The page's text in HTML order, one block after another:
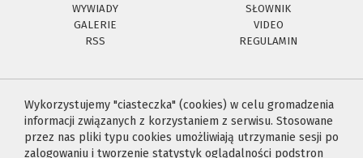
WYWIADY
SŁOWNIK
GALERIE
VIDEO
RSS
REGULAMIN
Wykorzystujemy "ciasteczka" (cookies) w celu gromadzenia
informacji związanych z korzystaniem z serwisu. Stosowane
przez nas pliki typu cookies umożliwiają utrzymanie sesji po
zalogowaniu i tworzenie statystyk oglądalności podstron